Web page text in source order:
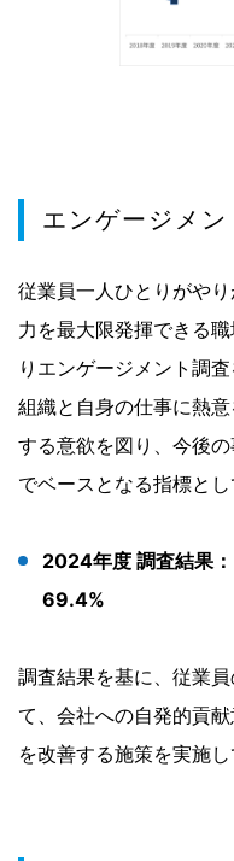
エンゲージメ
従業員一人ひとりがや
力を最大限発揮できる
りエンゲージメント調
組織と自身の仕事に熱
する意欲を図り、今後
でベースとなる指標とし
2024年度 調査結果
69.4%
調査結果を基に、従業
て、会社への自発的貢
を改善する施策を実施し